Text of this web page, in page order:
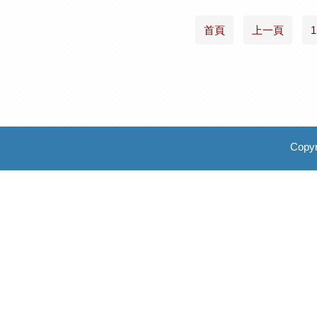
首頁 上一頁 1